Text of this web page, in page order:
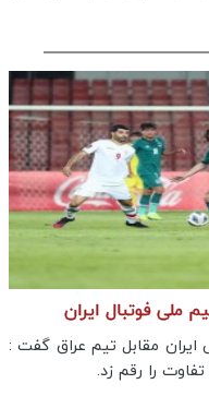
ملی فوتبال ایران
مقابل تیم عراق گفت :
را رقم زد.